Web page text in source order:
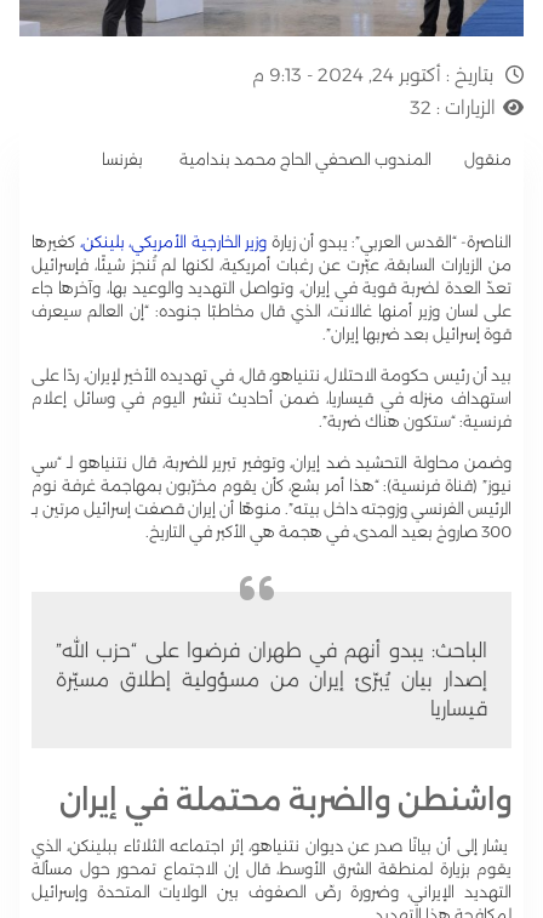
بتاريخ : أكتوبر 24, 2024 - 9:13 م
الزيارات : 32
منقول المندوب الصحفي الحاج محمد بندامية بفرنسا
الناصرة- “القدس العربي”: يبدو أن زيارة وزير الخارجية الأمريكي، بلينكن، كغيرها
من الزيارات السابقة، عبّرت عن رغبات أمريكية، لكنها لم تُنجز شيئًا، فإسرائيل
تعدّ العدة لضربة قوية في إيران، وتواصل التهديد والوعيد بها، وآخرها جاء
على لسان وزير أمنها غالانت، الذي قال مخاطبًا جنوده: “إن العالم سيعرف
قوة إسرائيل بعد ضربها إيران”.
بيد أن رئيس حكومة الاحتلال، نتنياهو، قال، في تهديده الأخير لإيران، ردًا على
استهداف منزله في قيساريا، ضمن أحاديث تنشر اليوم في وسائل إعلام
فرنسية: “ستكون هناك ضربة”.
وضمن محاولة التحشيد ضد إيران، وتوفير تبرير للضربة، قال نتنياهو لـ “سي
نيوز” (قناة فرنسية): “هذا أمر بشع، كأن يقوم مخرّبون بمهاجمة غرفة نوم
الرئيس الفرنسي وزوجته داخل بيته”. منوهًا أن إيران قصفت إسرائيل مرتين بـ
300 صاروخ بعيد المدى، في هجمة هي الأكبر في التاريخ.
الباحث: يبدو أنهم في طهران فرضوا على “حزب الله”
إصدار بيان يُبرّئ إيران من مسؤولية إطلاق مسيّرة
قيساريا
واشنطن والضربة محتملة في إيران
يشار إلى أن بيانًا صدر عن ديوان نتنياهو، إثر اجتماعه الثلاثاء ببلينكن، الذي
يقوم بزيارة لمنطقة الشرق الأوسط، قال إن الاجتماع تمحور حول مسألة
التهديد الإيراني، وضرورة رصّ الصفوف بين الولايات المتحدة وإسرائيل